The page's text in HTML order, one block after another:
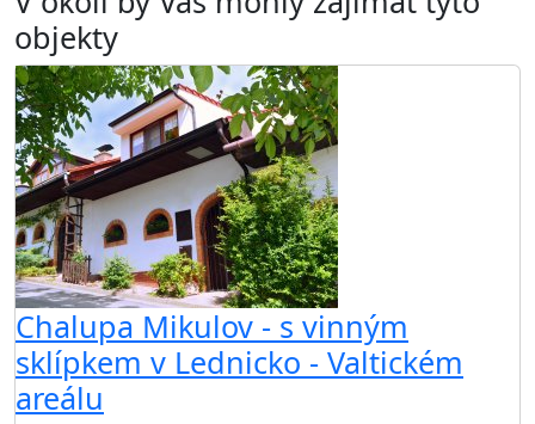
objekty
Chalupa Mikulov - s vinným
sklípkem v Lednicko - Valtickém
areálu